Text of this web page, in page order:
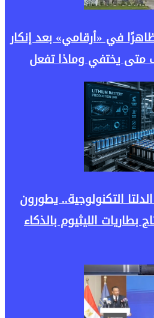
في «أرقامي» بعد إنكار
متى يختفي وماذا تفعل
التكنولوجية.. يطورون
بطاريات الليثيوم بالذكاء